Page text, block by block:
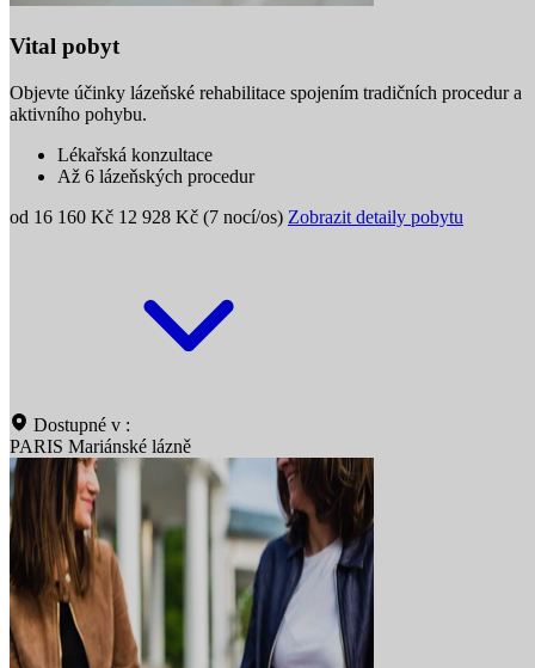
Vital pobyt
Objevte účinky lázeňské rehabilitace spojením tradičních procedur a
aktivního pohybu.
Lékařská konzultace
Až 6 lázeňských procedur
od 16 160 Kč 12 928 Kč (7 nocí/os) Zobrazit detaily pobytu
Dostupné v :
PARIS Mariánské lázně